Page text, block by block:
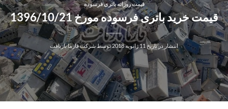
قیمت روزانه باتری فرسوده
قیمت خرید باتری فرسوده مورخ 1396/10/21
انتشار در تاریخ 11 ژانویه 2018 توسطشرکت فارما بازیافت